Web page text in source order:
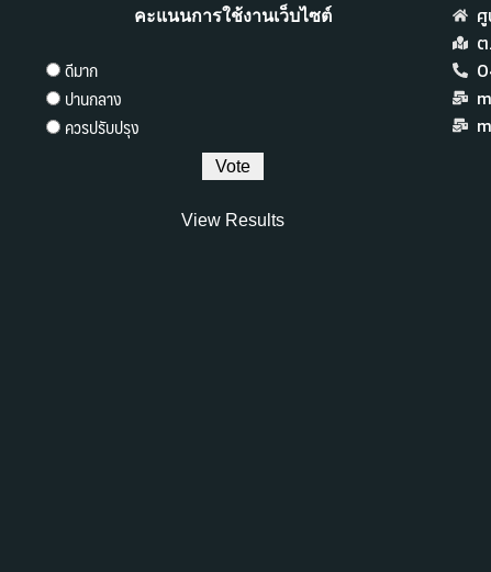
คะแนนการใช้งานเว็บไซต์
ดีมาก
ปานกลาง
ควรปรับปรุง
View Results